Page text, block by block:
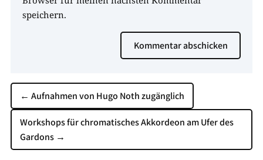
speichern.
Kommentar abschicken
← Aufnahmen von Hugo Noth zugänglich
Workshops für chromatisches Akkordeon am Ufer des
Gardons→